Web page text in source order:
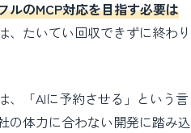
ルのMCP対応を目指す必要は
、たいてい回収できずに終わり
、「AIに予約させる」という言
の体力に合わない開発に踏み込